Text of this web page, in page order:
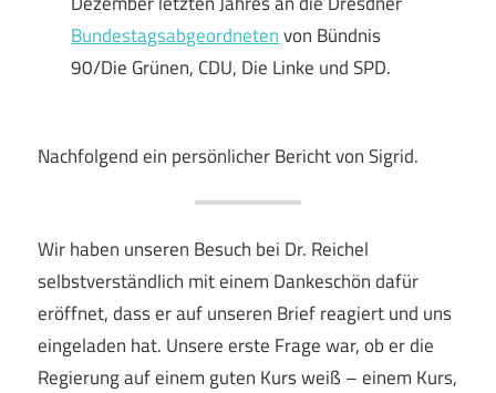
Bundestagsabgeordnetenvon Bündnis
90/Die Grünen, CDU, Die Linke und SPD.
Nachfolgend ein persönlicher Bericht von Sigrid.
Wir haben unseren Besuch bei Dr. Reichel
selbstverständlich mit einem Dankeschön dafür
eröffnet, dass er auf unseren Brief reagiert und uns
eingeladen hat. Unsere erste Frage war, ob er die
Regierung auf einem guten Kurs weiß – einem Kurs,